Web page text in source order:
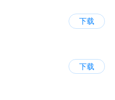
下载
下载